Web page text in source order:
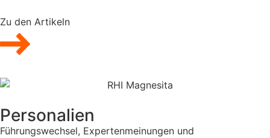
Zu den Artikeln
Personalien
Führungswechsel, Expertenmeinungen und